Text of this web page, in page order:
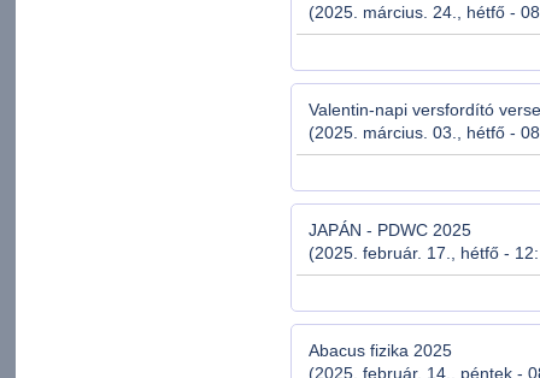
(2025. március. 24., hétfő -
Valentin-napi versfordító
(2025. március. 03., hétfő -
JAPÁN - PDWC 2025
(2025. február. 17., hétfő -
Abacus fizika 2025
(2025. február. 14., péntek -